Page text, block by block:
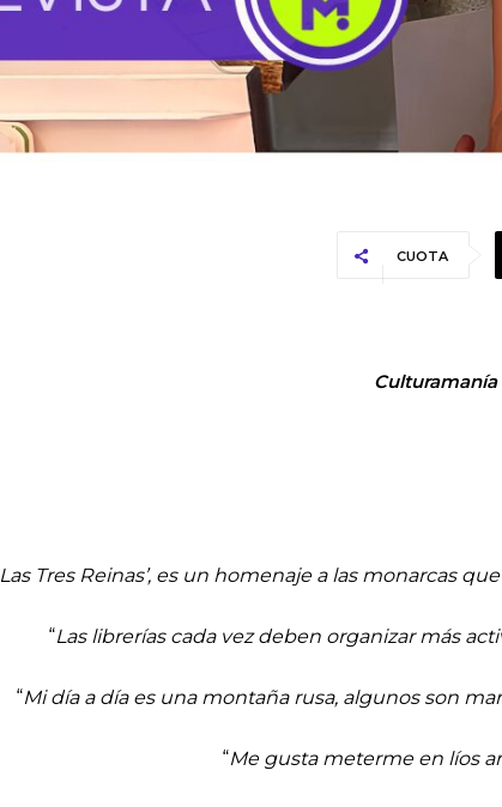
CUOTA
Culturamanía
Las Tres Reinas’, esun homenaje a las monarcas
“Las librerías cada vez deben organizar más
“Mi día a día es una montaña rusa, algunos son
“Me gusta meterme en líos